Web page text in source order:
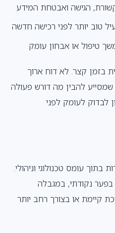
הגישה ואבטחת המידע
טוב יותר לפני רכישה חדשה
טיפול או אבחון עומק
בזמן קצר. לא דוח ארוך
להבין מה דורש פעולה
לבדוק לעומק לפני
בתוך עומס טכנולוגי וניהולי.
נקודתי, במגבלה
קיימת או בצורך רחב יותר